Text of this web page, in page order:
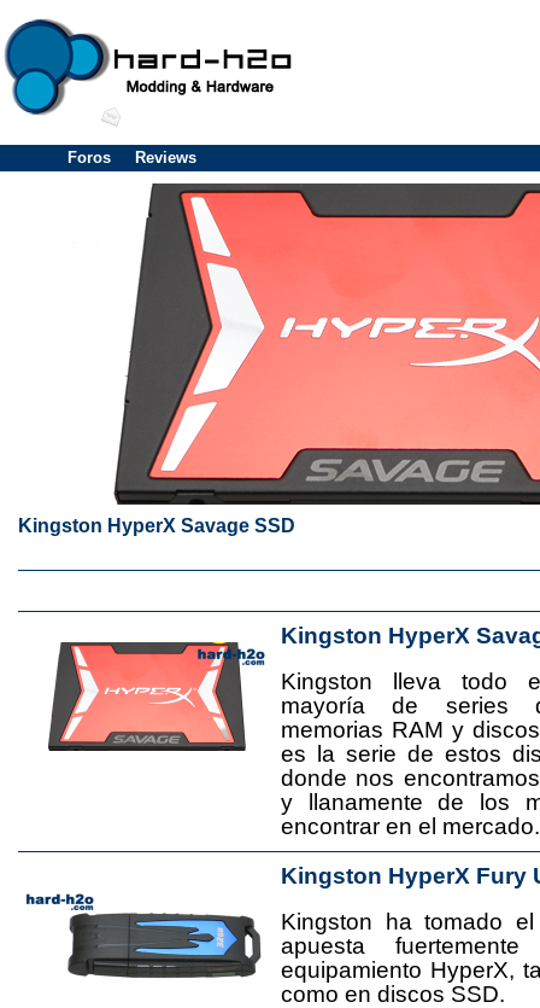
Foros Reviews
Kingston HyperX Savage SSD
Kingston HyperX
Kingston lleva todo
mayoría de series
memorias RAM y
es la serie de estos
donde nos
y llanamente de los
encontrar en el mercado.
Kingston HyperX Fury
Kingston ha tomado
apuesta
equipamiento HyperX,
como en discos SSD.